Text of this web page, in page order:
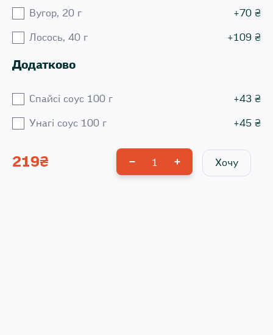
Вугор, 20 г +70 ₴
Лосось, 40 г +109 ₴
Додатково
Спайсі соус 100 г +43 ₴
Унагі соус 100 г +45 ₴
219₴ 1 Хочу